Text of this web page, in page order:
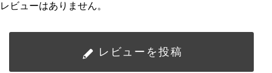
レビューはありません。
レビューを投稿